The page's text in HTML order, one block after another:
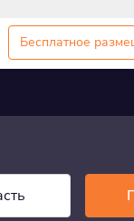
Бесплатное